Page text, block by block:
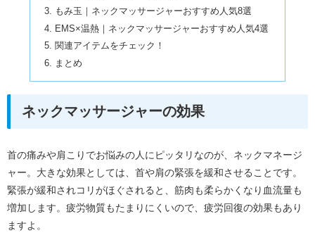
もみ玉｜ネックマッサージャーおすすめ人気8選
EMS×温熱｜ネックマッサージャーおすすめ人気4選
関連アイテムをチェック！
まとめ
ネックマッサージャーの効果
首の痛みや肩こりでお悩みの人にピッタリなのが、ネックマネージ
ャー。大きな効果としては、首や肩の緊張を緩和させることです。
緊張が緩和されコリがほぐされると、筋肉も柔らかくなり血流量も
増加します。疲労物質もたまりにくいので、疲労回復の効果もあり
ますよ。